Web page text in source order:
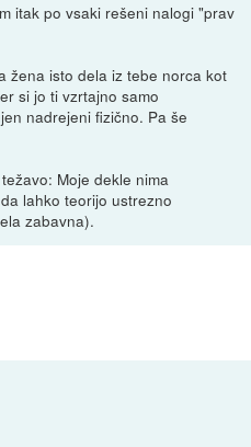
itak po vsaki rešeni nalogi "prav
žena isto dela iz tebe norca kot
si jo ti vzrtajno samo
nadrejeni fizično. Pa še
Moje dekle nima
lahko teorijo ustrezno
zabavna).